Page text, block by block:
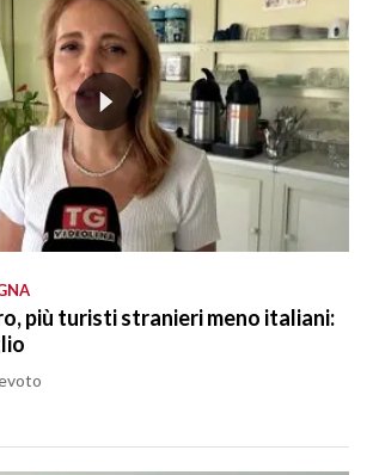
più turisti stranieri meno italiani: